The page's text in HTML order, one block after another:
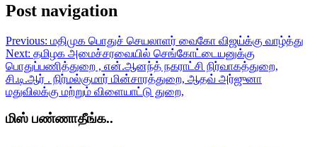
Post navigation
Previous: மதிமுக பொதுச் செயலாளர் வைகோ விஜய்க்கு வாழ்த்து
Next: தமிழக அமைச்சரவையில் செங்கோட்டையனுக்கு
பொதுப்பணித்துறை , என்.ஆனந்த் நகராட்சி நிர்வாகத்துறை,
சி.டி.ஆர் . நிர்மல்குமார் மின்சாரத்துறை, ஆதவ் அர்ஜுனா
மதுவிலக்கு மற்றும் விளையாட்டு துறை,
மிஸ் பண்ணாதீங்க..